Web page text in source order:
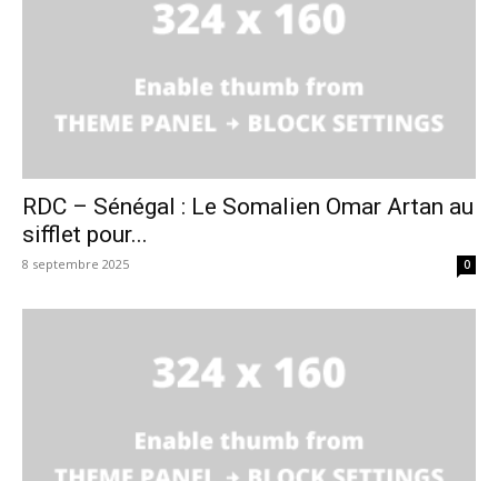
RDC – Sénégal : Le Somalien Omar Artan au
sifflet pour...
8 septembre 2025 0